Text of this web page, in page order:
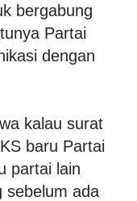
bergabung
Partai
dengan
kalau surat
baru Partai
partai lain
sebelum ada